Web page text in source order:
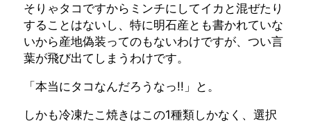
そりゃタコですからミンチにしてイカと混ぜたり
することはないし、特に明石産とも書かれていな
いから産地偽装ってのもないわけですが、つい言
葉が飛び出てしまうわけです。
「本当にタコなんだろうなっ!!」と。
しかも冷凍たこ焼きはこの1種類しかなく、選択